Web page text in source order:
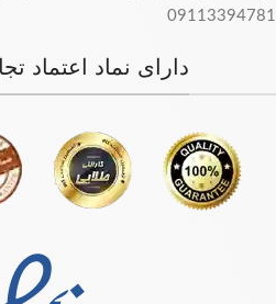
09113394781
دارای نماد اعتماد